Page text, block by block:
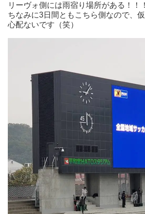
リーヴォ側には雨宿り場所がある！！
ちなみに3日間ともこちら側なので、
心配ないです（笑）